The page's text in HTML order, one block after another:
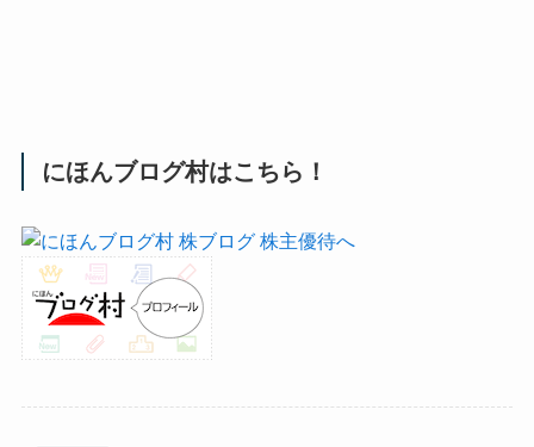
にほんブログ村はこちら！